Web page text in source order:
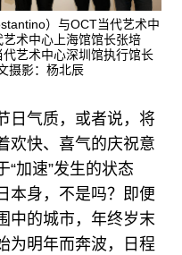
）与OCT当代艺术中
术中心上海馆馆长张培
艺术中心深圳馆执行馆长
摄影：杨北辰
日气质，或者说，将
欢快、喜气的庆祝意
加速”发生的状态
身，不是吗？即便
中的城市，年终岁末
为明年而奔波，日程